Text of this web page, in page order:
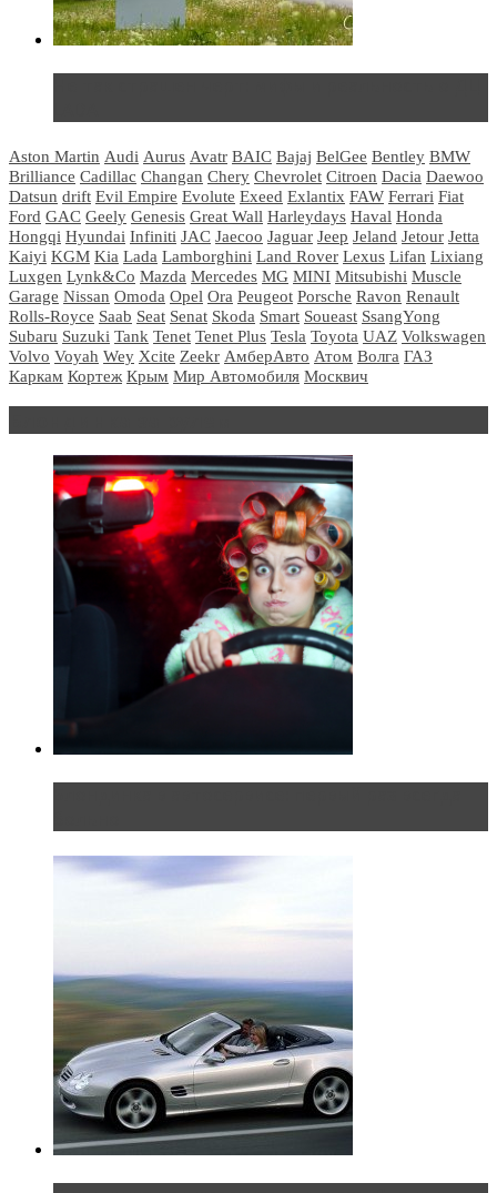
Aston Martin Audi Aurus Avatr BAIC Bajaj BelGee Bentley BMW
Brilliance Cadillac Changan Chery Chevrolet Citroen Dacia Daewoo
Datsun drift Evil Empire Evolute Exeed Exlantix FAW Ferrari Fiat
Ford GAC Geely Genesis Great Wall Harleydays Haval Honda
Hongqi Hyundai Infiniti JAC Jaecoo Jaguar Jeep Jeland Jetour Jetta
Kaiyi KGM Kia Lada Lamborghini Land Rover Lexus Lifan Lixiang
Luxgen Lynk&Co Mazda Mercedes MG MINI Mitsubishi Muscle
Garage Nissan Omoda Opel Ora Peugeot Porsche Ravon Renault
Rolls-Royce Saab Seat Senat Skoda Smart Soueast SsangYong
Subaru Suzuki Tank Tenet Tenet Plus Tesla Toyota UAZ Volkswagen
Volvo Voyah Wey Xcite Zeekr АмберАвто Атом Волга ГАЗ
Каркам Кортеж Крым Мир Автомобиля Москвич